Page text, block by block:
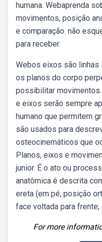
humana. Webaprenda
movimentos, posição
e comparação. não
para receber.
Webos eixos são linhas
os planos do corpo
possibilitar
e eixos serão sempre
humano que permitem
são usados para
osteocinemáticos que
Planos, eixos e
junior. É o ato ou
anatômica é descrita
ereta (em pé, posição
face vol­tada para frente;
For more